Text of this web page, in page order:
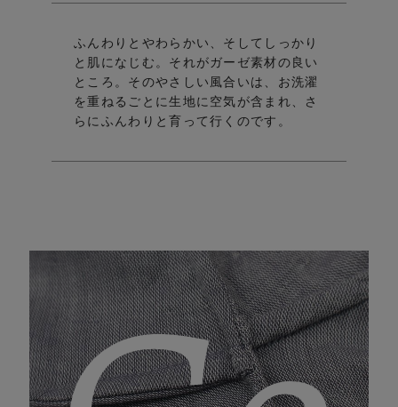
be
ft
ふんわりとやわらかい、そしてしっかり
と肌になじむ。 それがガーゼ素材の良い
ところ。 そのやさしい風合いは、お洗濯
を重ねるごとに生地に空気が含まれ、さ
らにふんわりと育って行くのです。